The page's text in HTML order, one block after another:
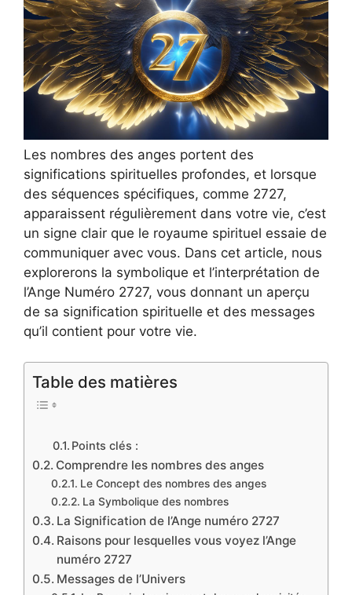
Les nombres des anges portent des
significations spirituelles profondes, et lorsque
des séquences spécifiques, comme 2727,
apparaissent régulièrement dans votre vie, c’est
un signe clair que le royaume spirituel essaie de
communiquer avec vous. Dans cet article, nous
explorerons la symbolique et l’interprétation de
l’Ange Numéro 2727, vous donnant un aperçu
de sa signification spirituelle et des messages
qu’il contient pour votre vie.
Table des matières
Points clés :
Comprendre les nombres des anges
Le Concept des nombres des anges
La Symbolique des nombres
La Signification de l’Ange numéro 2727
Raisons pour lesquelles vous voyez l’Ange
numéro 2727
Messages de l’Univers